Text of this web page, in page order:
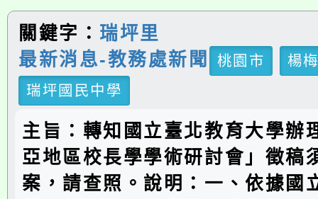
關鍵字： 瑞坪里
最新消息-教務處新聞
桃園市
楊
瑞坪國民中學
主旨：轉知國立臺北教育大學辦
亞地區校長學學術研討會」徵稿
案，請查照。說明：一、依據國